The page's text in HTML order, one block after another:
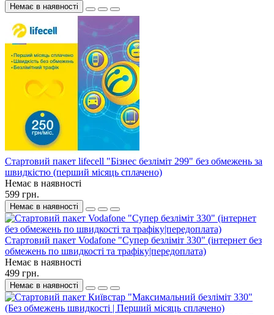
Немає в наявності
Стартовий пакет lifecell "Бізнес безліміт 299" без обмежень за
швидкістю (перший місяць сплачено)
Немає в наявності
599 грн.
Немає в наявності
Стартовий пакет Vodafone "Супер безліміт 330" (інтернет без
обмежень по швидкості та трафіку|передоплата)
Немає в наявності
499 грн.
Немає в наявності